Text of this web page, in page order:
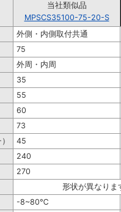
当社類似品
MPSCS35100-75-20-S
外側・内側取付共通
75
外周・内周
35
55
60
73
45
240
270
形状が異なりま
-8~80℃